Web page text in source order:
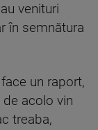
venituri
în semnătura
un raport,
acolo vin
treaba,